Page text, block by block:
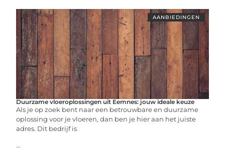
AANBIEDINGEN
Duurzame vloeroplossingen uit Eemnes: jouw ideale keuze
Als je op zoek bent naar een betrouwbare en duurzame
oplossing voor je vloeren, dan ben je hier aan het juiste
adres. Dit bedrijf is
...